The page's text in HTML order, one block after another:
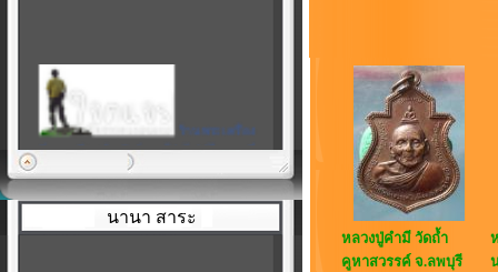
เพิ่มบารมี
|สร้างลิงค์ของโปรไฟล์ในแบบที่
เป็นตัวคุณเอง
นานา สาระ
หลวงปู่คำมี วัดถ้ำ
คูหาสวรรค์ จ.ลพบุรี